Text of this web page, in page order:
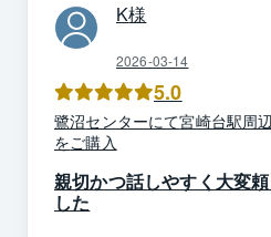
K様
2026-03-14
5.0
鷺沼センターにて宮崎台駅周
をご購入
親切かつ話しやすく大変頼
した